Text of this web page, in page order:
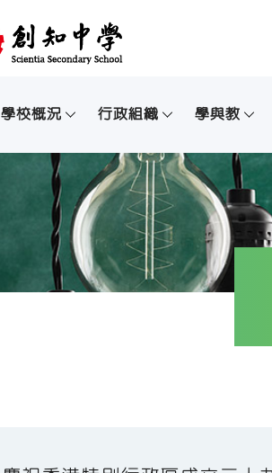
學校概況 行政組織 學與教